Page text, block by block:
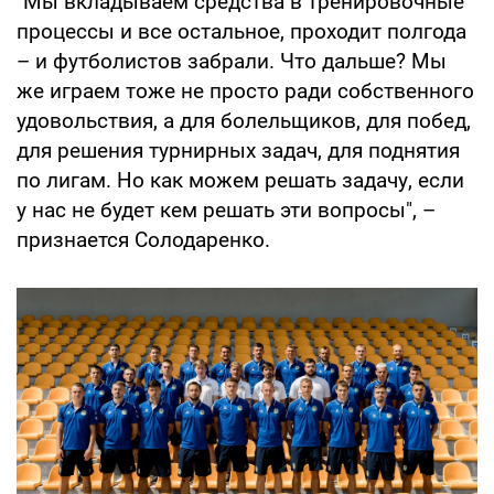
процессы и все остальное, проходит полгода
– и футболистов забрали. Что дальше? Мы
же играем тоже не просто ради собственного
удовольствия, а для болельщиков, для побед,
для решения турнирных задач, для поднятия
по лигам. Но как можем решать задачу, если
у нас не будет кем решать эти вопросы", –
признается Солодаренко.